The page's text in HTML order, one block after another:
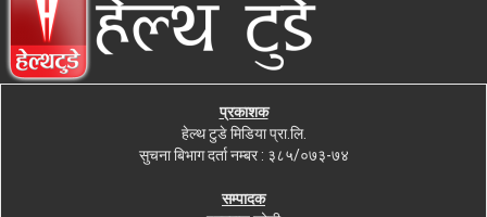
प्रकाशक
हेल्थ टुडे मिडिया प्रा.लि.
सुचना बिभाग दर्ता नम्बर : ३८५/०७३-७४
सम्पादक